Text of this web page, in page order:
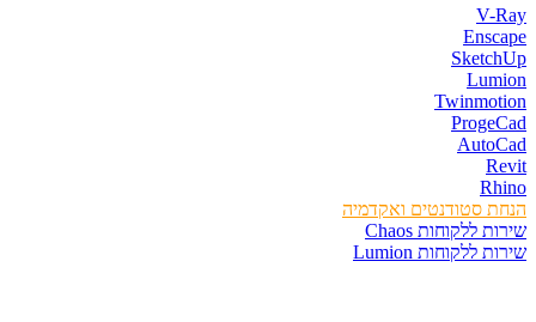
V-Ray
Enscape
SketchUp
Lumion
Twinmotion
ProgeCad
AutoCad
Revit
Rhino
הנחת סטודנטים ואקדמיה
שירות ללקוחות Chaos
שירות ללקוחות Lumion